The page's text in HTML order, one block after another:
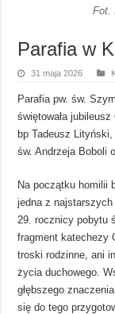
Fot.
Parafia w
31 maja 2026
Parafia pw. św.
świętowała
bp Tadeusz
św. Andrzeja Boboli
Na początku homilii
jedna z
29. rocznicy pobytu
fragment katechezy
troski rodzinne, ani
życia duchowego.
głębszego
się do tego